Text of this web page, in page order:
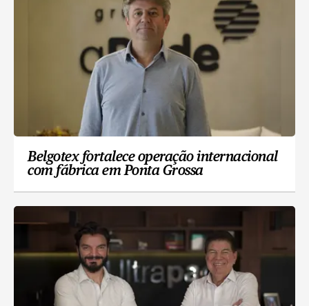
Belgotex fortalece operação internacional
com fábrica em Ponta Grossa